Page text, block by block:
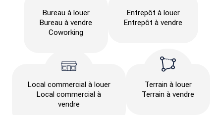
Bureau à louer
Bureau à vendre
Coworking
Entrepôt à louer
Entrepôt à vendre
Local commercial à louer
Local commercial à
vendre
Terrain à louer
Terrain à vendre